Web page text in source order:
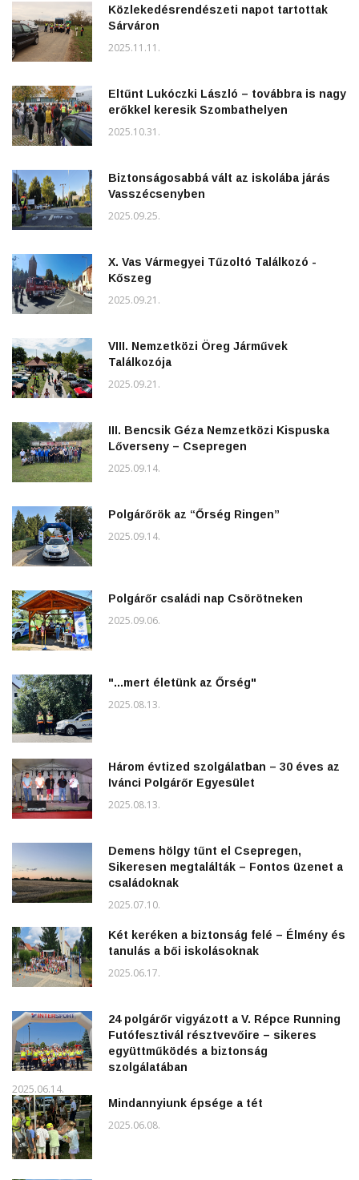
Közlekedésrendészeti napot tartottak
Sárváron
2025.11.11.
Eltűnt Lukóczki László – továbbra is nagy
erőkkel keresik Szombathelyen
2025.10.31.
Biztonságosabbá vált az iskolába járás
Vasszécsenyben
2025.09.25.
X. Vas Vármegyei Tűzoltó Találkozó -
Kőszeg
2025.09.21.
VIII. Nemzetközi Öreg Járművek
Találkozója
2025.09.21.
III. Bencsik Géza Nemzetközi Kispuska
Lőverseny – Csepregen
2025.09.14.
Polgárőrök az “Őrség Ringen”
2025.09.14.
Polgárőr családi nap Csörötneken
2025.09.06.
"...mert életünk az Őrség"
2025.08.13.
Három évtized szolgálatban – 30 éves az
Ivánci Polgárőr Egyesület
2025.08.13.
Demens hölgy tűnt el Csepregen,
Sikeresen megtalálták – Fontos üzenet a
családoknak
2025.07.10.
Két keréken a biztonság felé – Élmény és
tanulás a bői iskolásoknak
2025.06.17.
24 polgárőr vigyázott a V. Répce Running
Futófesztivál résztvevőire – sikeres
együttműködés a biztonság
szolgálatában
2025.06.14.
Mindannyiunk épsége a tét
2025.06.08.